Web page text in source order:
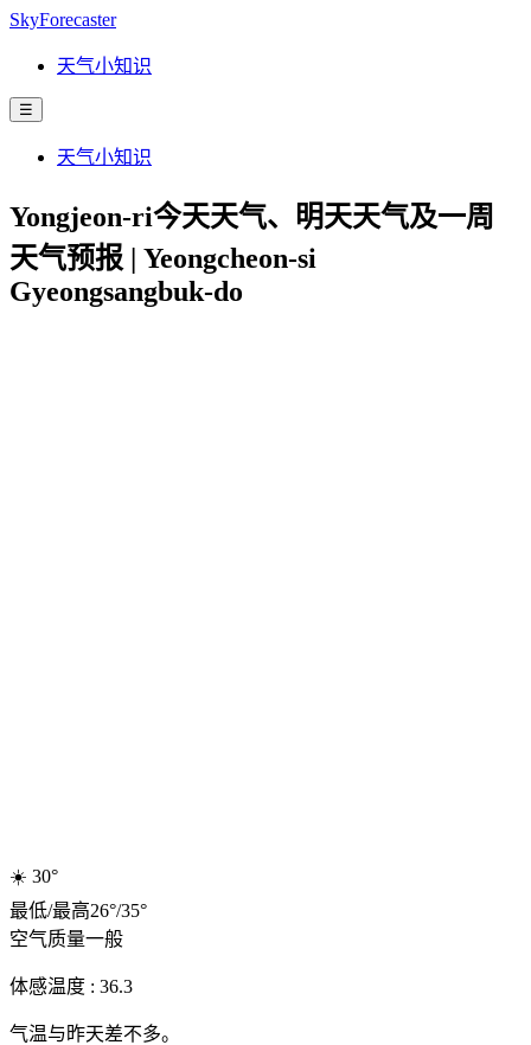
SkyForecaster
天气小知识
☰
天气小知识
Yongjeon-ri今天天气、明天天气及一周
天气预报 | Yeongcheon-si
Gyeongsangbuk-do
☀️ 30°
最低/最高26°/35°
空气质量一般
体感温度 : 36.3
气温与昨天差不多。